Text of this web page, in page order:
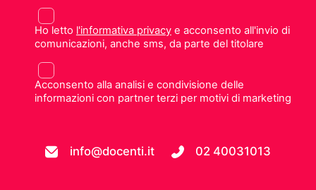
Ho letto l'informativa privacye acconsento all'invio di
comunicazioni, anche sms, da parte del titolare
Acconsento alla analisi e condivisione delle
informazioni con partner terzi per motivi di marketing
info@docenti.it 02 40031013